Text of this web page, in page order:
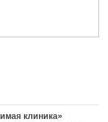
клиника»